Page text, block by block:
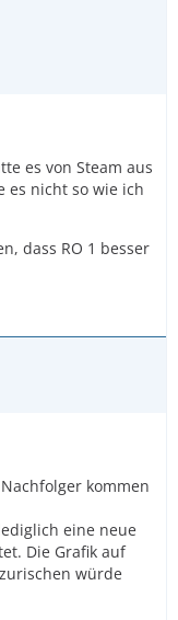
es von Steam aus
nicht so wie ich
dass RO 1 besser
kommen
eine neue
Die Grafik auf
würde